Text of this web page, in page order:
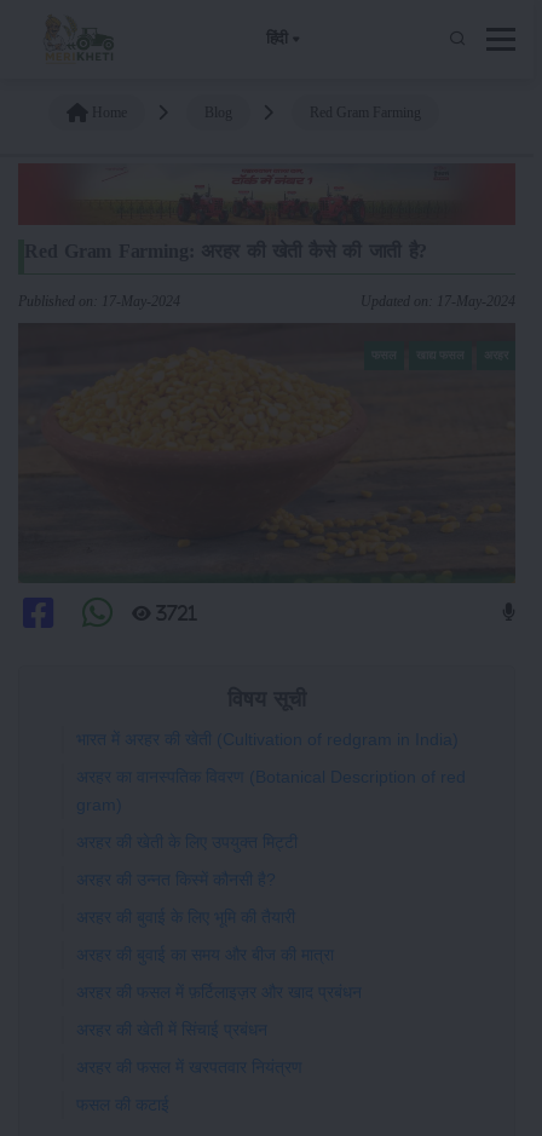
हिंदी
Published on: 17-May-2024 Updated on: 17-May-2024
3721
भारत में अरहर की खेती (Cultivation of redgram in India)
अरहर का वानस्पतिक विवरण (Botanical Description of red
gram)
अरहर की खेती के लिए उपयुक्त मिट्टी
अरहर की उन्नत किस्में कौनसी है?
अरहर की बुवाई के लिए भूमि की तैयारी
अरहर की बुवाई का समय और बीज की मात्रा
अरहर की फसल में फ़र्टिलाइज़र और खाद प्रबंधन
अरहर की खेती में सिंचाई प्रबंधन
अरहर की फसल में खरपतवार नियंत्रण
फसल की कटाई